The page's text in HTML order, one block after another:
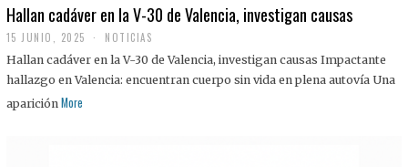
Hallan cadáver en la V-30 de Valencia, investigan causas
15 JUNIO, 2025 NOTICIAS
Hallan cadáver en la V-30 de Valencia, investigan causas Impactante
hallazgo en Valencia: encuentran cuerpo sin vida en plena autovía Una
aparición More